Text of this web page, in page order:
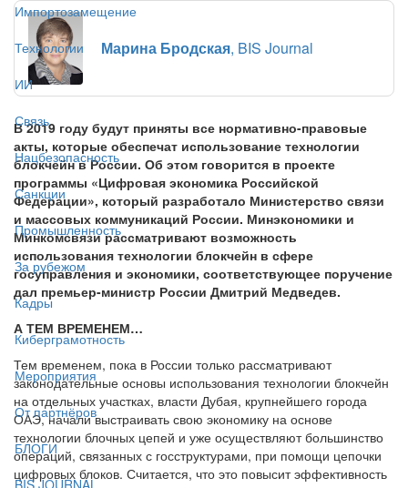
Импортозамещение
Технологии
ИИ
Связь
Нацбезопасность
Санкции
Промышленность
За рубежом
Кадры
Киберграмотность
Мероприятия
От партнёров
БЛОГИ
BIS JOURNAL
Марина Бродская, BIS Journal
В 2019 году будут приняты все нормативно-правовые
акты, которые обеспечат использование технологии
блокчейн в России. Об этом говорится в проекте
программы «Цифровая экономика Российской
Федерации», который разработало Министерство связи
и массовых коммуникаций России. Минэкономики и
Минкомсвязи рассматривают возможность
использования технологии блокчейн в сфере
госуправления и экономики, соответствующее поручение
дал премьер-министр России Дмитрий Медведев.
А ТЕМ ВРЕМЕНЕМ…
Тем временем, пока в России только рассматривают
законодательные основы использования технологии блокчейн
на отдельных участках, власти Дубая, крупнейшего города
ОАЭ, начали выстраивать свою экономику на основе
технологии блочных цепей и уже осуществляют большинство
операций, связанных с госструктурами, при помощи цепочки
цифровых блоков. Считается, что это повысит эффективность